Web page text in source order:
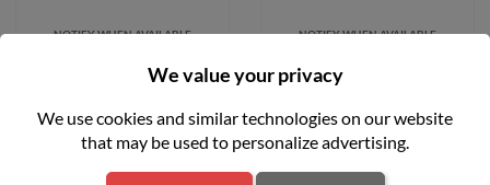
NOTIFY WHEN AVAILABLE NOTIFY WHEN AVAILABLE
favorite_border
We value your privacy
We use cookies and similar technologies on our website
that may be used to personalize advertising.